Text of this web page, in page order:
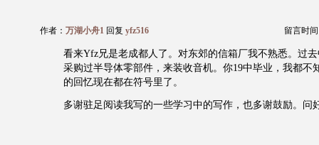
作者： 万湖小舟1 回复 yfz516 留言时间
看来Yfz兄是老成都人了。对东郊的信箱厂我不熟悉。过
采购过半导体零部件，来装收音机。你19中毕业，我都不
的回忆现在都在符号里了。
多谢驻足阅读我写的一些学习中的写作，也多谢鼓励。问